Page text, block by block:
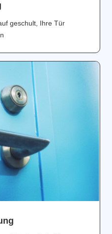
geschult, Ihre Tür